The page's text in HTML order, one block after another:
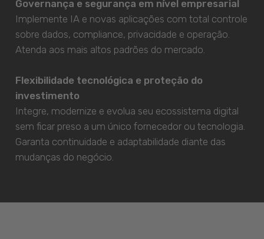
Governança e segurança em nível empresarial
Implemente IA e novas aplicações com total controle
sobre dados, compliance, privacidade e operação.
Atenda aos mais altos padrões do mercado.
Flexibilidade tecnológica e proteção do
investimento
Integre, modernize e evolua seu ecossistema digital
sem ficar preso a um único fornecedor ou tecnologia.
Garanta continuidade e adaptabilidade diante das
mudanças do negócio.